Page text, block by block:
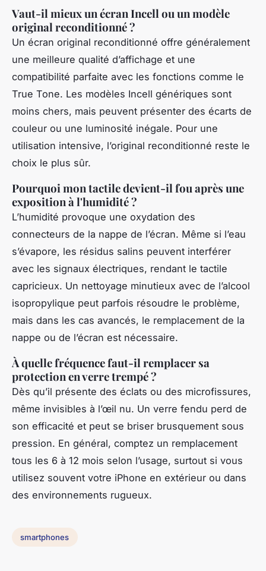
Vaut-il mieux un écran Incell ou un modèle
original reconditionné ?
Un écran original reconditionné offre généralement
une meilleure qualité d’affichage et une
compatibilité parfaite avec les fonctions comme le
True Tone. Les modèles Incell génériques sont
moins chers, mais peuvent présenter des écarts de
couleur ou une luminosité inégale. Pour une
utilisation intensive, l’original reconditionné reste le
choix le plus sûr.
Pourquoi mon tactile devient-il fou après une
exposition à l'humidité ?
L’humidité provoque une oxydation des
connecteurs de la nappe de l’écran. Même si l’eau
s’évapore, les résidus salins peuvent interférer
avec les signaux électriques, rendant le tactile
capricieux. Un nettoyage minutieux avec de l’alcool
isopropylique peut parfois résoudre le problème,
mais dans les cas avancés, le remplacement de la
nappe ou de l’écran est nécessaire.
À quelle fréquence faut-il remplacer sa
protection en verre trempé ?
Dès qu’il présente des éclats ou des microfissures,
même invisibles à l’œil nu. Un verre fendu perd de
son efficacité et peut se briser brusquement sous
pression. En général, comptez un remplacement
tous les 6 à 12 mois selon l’usage, surtout si vous
utilisez souvent votre iPhone en extérieur ou dans
des environnements rugueux.
smartphones